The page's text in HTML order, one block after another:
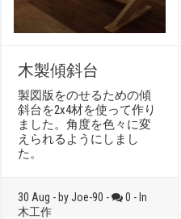
木製傾斜台
製図版をのせるための傾
斜台を2x4材を使って作り
ました。角度を色々に変
えられるようにしまし
た。
30 Aug - by Joe-90 -
0 - In
木工作